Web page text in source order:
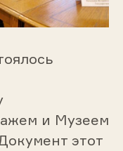
и Музеем
этот